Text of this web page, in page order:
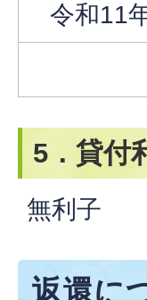
令和11
5．貸付
無利子
返還に